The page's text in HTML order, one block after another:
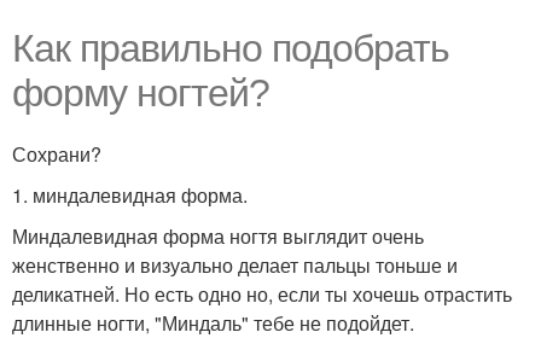
Как правильно подобрать
форму ногтей?
Сохрани?
1. миндалевидная форма.
Миндалевидная форма ногтя выглядит очень
женственно и визуально делает пальцы тоньше и
деликатней. Но есть одно но, если ты хочешь отрастить
длинные ногти, "Миндаль" тебе не подойдет.